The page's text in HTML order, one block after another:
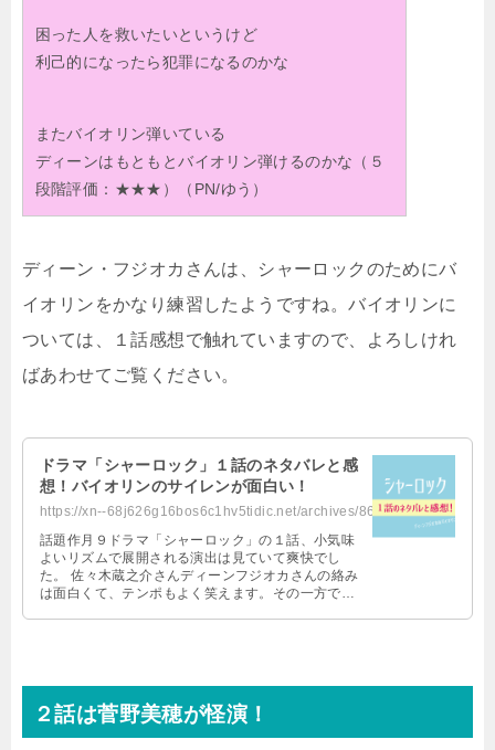
困った人を救いたいというけど
利己的になったら犯罪になるのかな
またバイオリン弾いている
ディーンはもともとバイオリン弾けるのかな（５
段階評価：★★★）（PN/ゆう）
ディーン・フジオカさんは、シャーロックのためにバ
イオリンをかなり練習したようですね。バイオリンに
ついては、１話感想で触れていますので、よろしけれ
ばあわせてご覧ください。
ドラマ「シャーロック」１話のネタバレと感
想！バイオリンのサイレンが面白い！
https://xn--68j626g16bos6c1hv5tidic.net/archives/8616
話題作月９ドラマ「シャーロック」の１話、小気味
よいリズムで展開される演出は見ていて爽快でし
た。 佐々木蔵之介さんディーンフジオカさんの絡み
は面白くて、テンポもよく笑えます。その一方で胸
２話は菅野美穂が怪演！